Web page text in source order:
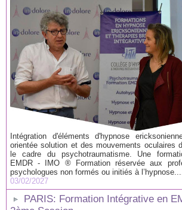
Intégration d'éléments d'hypnose
orientée solution et des mouvements oculaires
le cadre du psychotraumatisme. Une
EMDR - IMO ® Formation réservée aux
psychologues non formés ou initiés à
03/02/2027
PARIS: Formation Intégrative en